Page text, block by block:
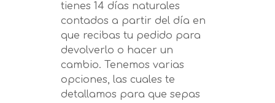
tienes 14 días naturales
contados a partir del día en
que recibas tu pedido para
devolverlo o hacer un
cambio. Tenemos varias
opciones, las cuales te
detallamos para que sepas